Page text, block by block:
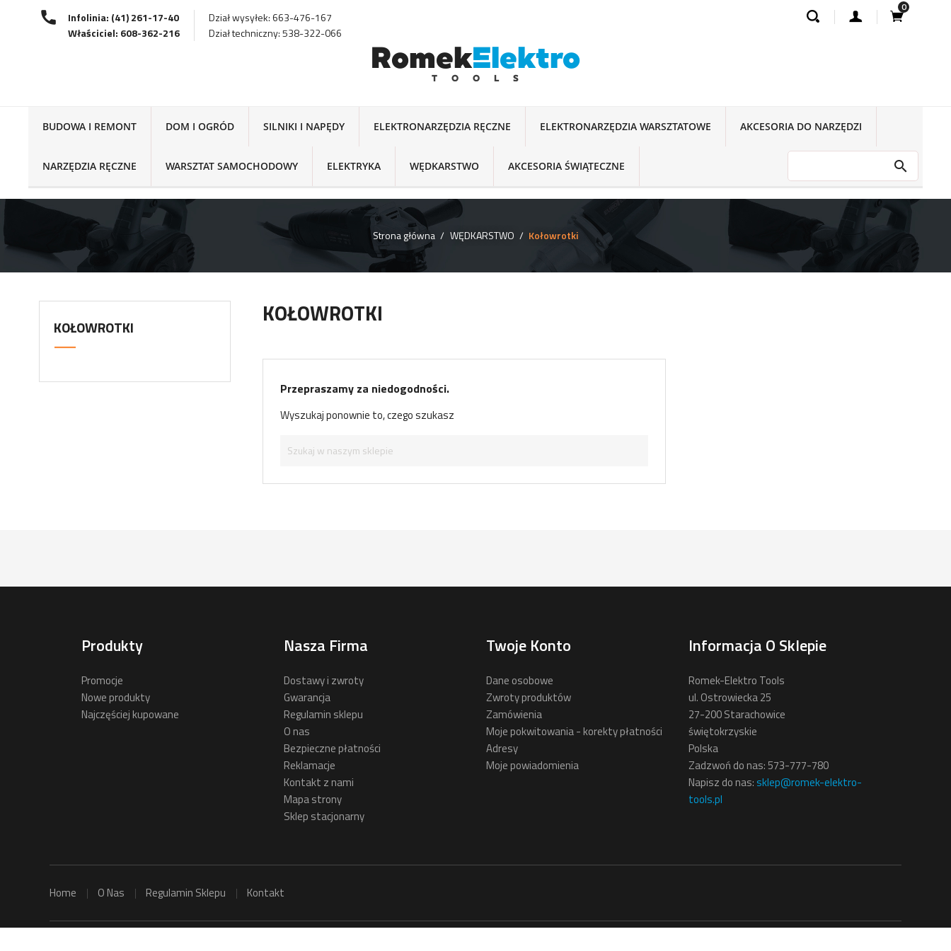
Infolinia: (41) 261-17-40
Właściciel: 608-362-216
Dział wysyłek: 663-476-167
Dział techniczny: 538-322-066
0
BUDOWA I REMONT DOM I OGRÓD SILNIKI I NAPĘDY ELEKTRONARZĘDZIA RĘCZNE ELEKTRONARZĘDZIA WARSZTATOWE AKCESORIA DO NARZĘDZI
NARZĘDZIA RĘCZNE WARSZTAT SAMOCHODOWY ELEKTRYKA WĘDKARSTWO AKCESORIA ŚWIĄTECZNE
Strona główna WĘDKARSTWO Kołowrotki
KOŁOWROTKI KOŁOWROTKI
Przepraszamy za niedogodności.
Wyszukaj ponownie to, czego szukasz
Produkty
Promocje
Nowe produkty
Najczęściej kupowane
Nasza Firma
Dostawy i zwroty
Gwarancja
Regulamin sklepu
O nas
Bezpieczne płatności
Reklamacje
Kontakt z nami
Mapa strony
Sklep stacjonarny
Twoje Konto
Dane osobowe
Zwroty produktów
Zamówienia
Moje pokwitowania - korekty płatności
Adresy
Moje powiadomienia
Informacja O Sklepie
Romek-Elektro Tools
ul. Ostrowiecka 25
27-200 Starachowice
świętokrzyskie
Polska
Zadzwoń do nas: 573-777-780
Napisz do nas: sklep@romek-elektro-
tools.pl
Home O Nas Regulamin Sklepu Kontakt